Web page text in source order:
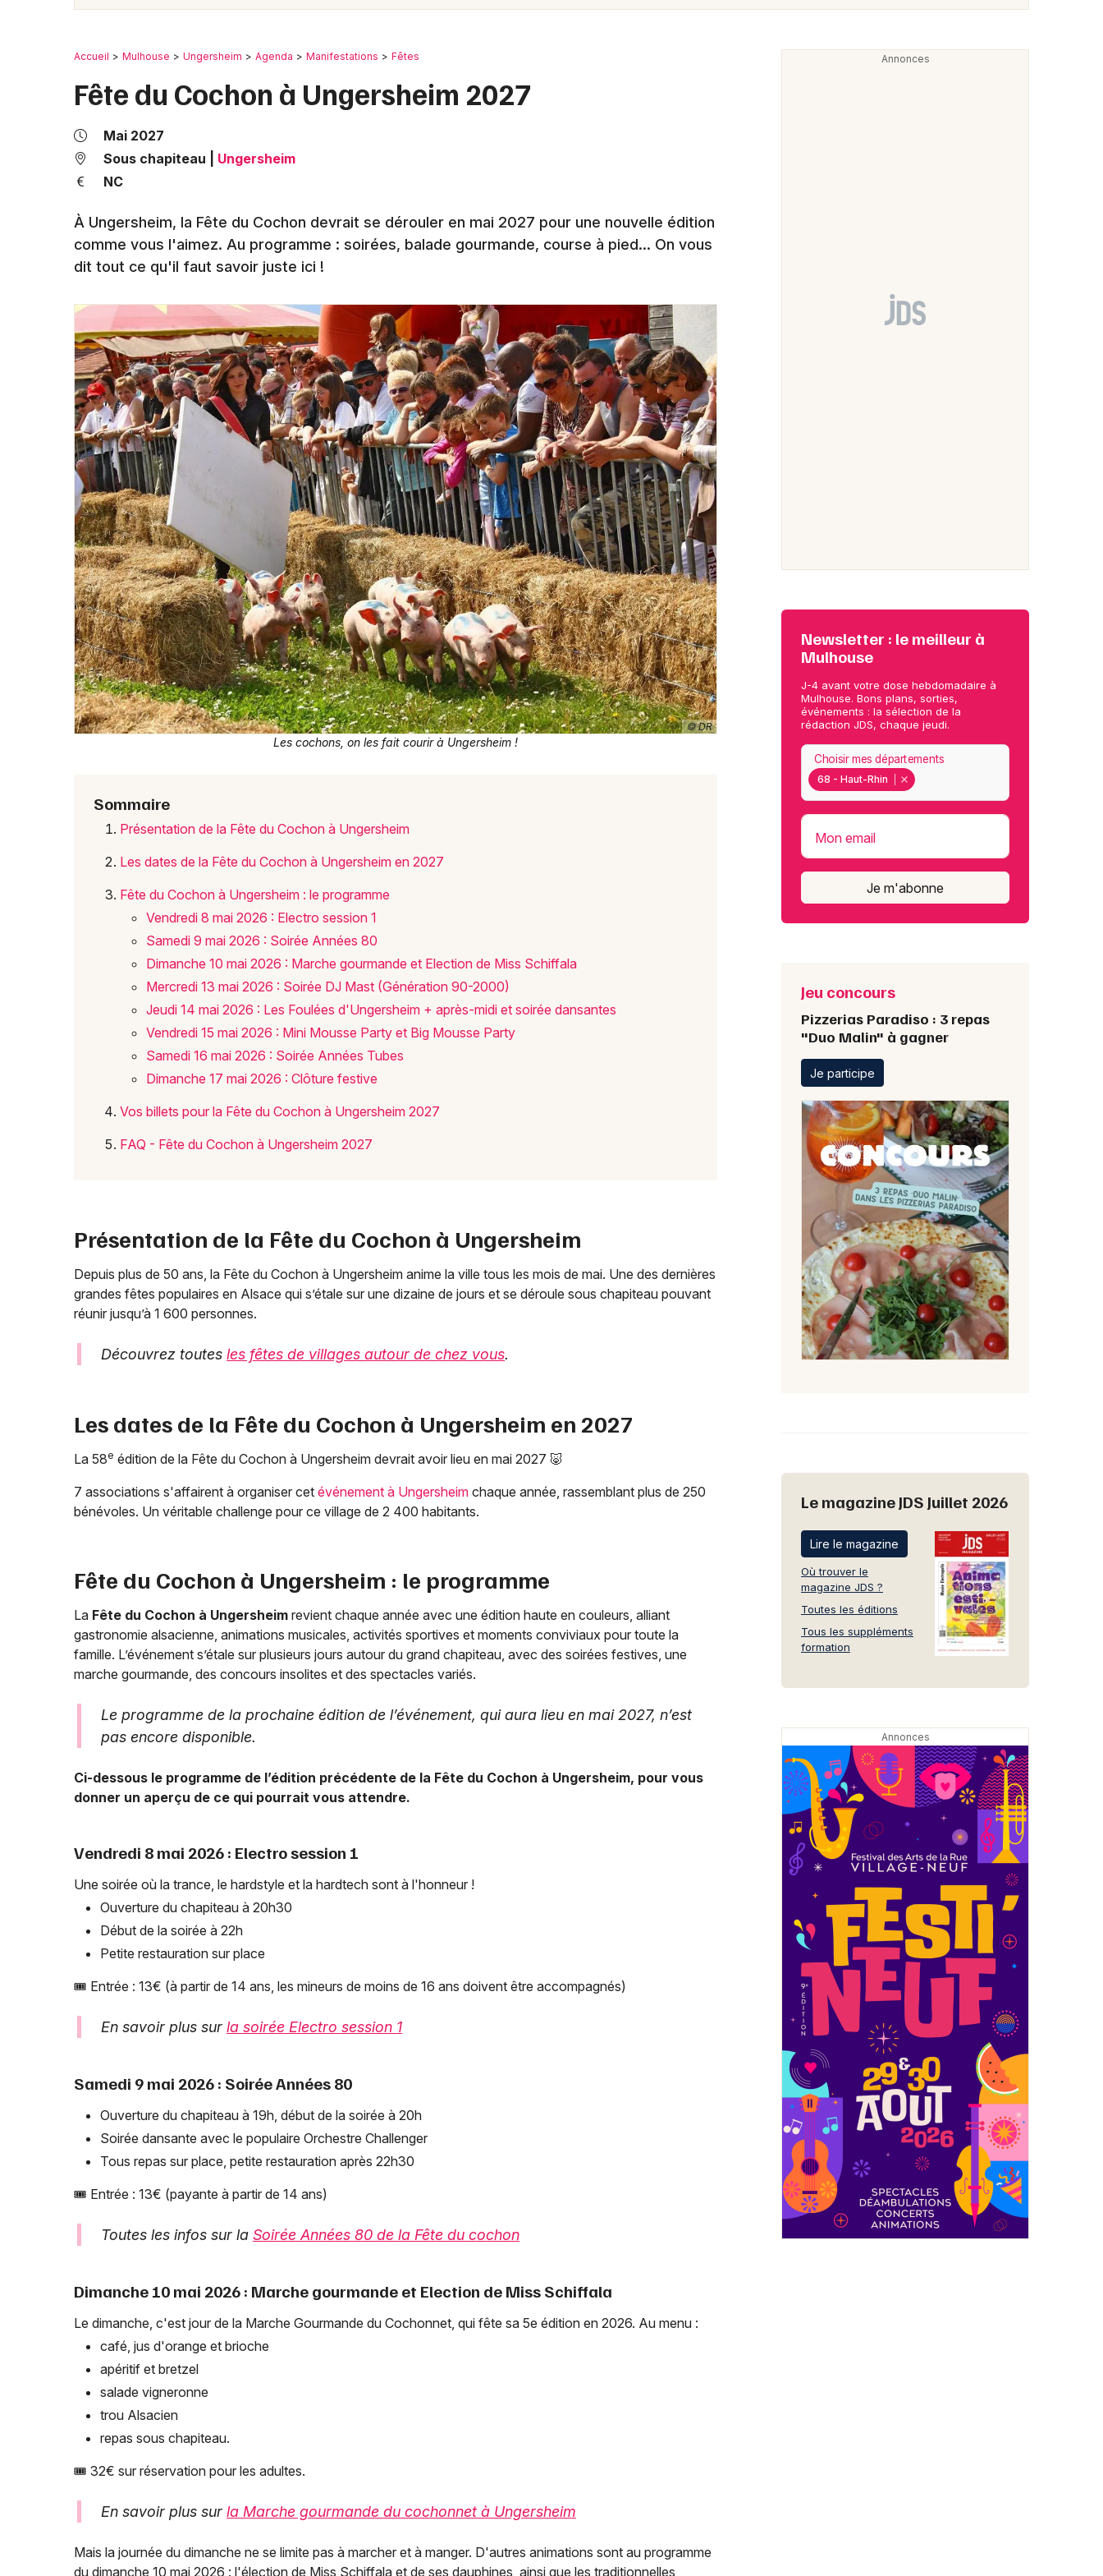
Sports
Sorties & loisirs
Fêtes en Alsace
Fêtes dans le Grand Est
Jeux concours
Newsletter des sorties
Artistes en tournée
Actus à Mulhouse
Magazine à Mulhouse
Actus tourisme & loisirs
Restaurants
Mon email
Je m'abonne
Mulhouse
Nice
Toutes les villes
Accueil Mulhouse Ungersheim Agenda Manifestations Fêtes
Fête du Cochon à Ungersheim 2027
Mai 2027
Sous chapiteau
Ungersheim
NC
À Ungersheim, la Fête du Cochon devrait se dérouler en mai 2027 pour une nouvelle édition
comme vous l'aimez. Au programme : soirées, balade gourmande, course à pied... On vous
dit tout ce qu'il faut savoir juste ici !
© DR
Les cochons, on les fait courir à Ungersheim !
Sommaire
Présentation de la Fête du Cochon à Ungersheim
Les dates de la Fête du Cochon à Ungersheim en 2027
Fête du Cochon à Ungersheim : le programme
Vendredi 8 mai 2026 : Electro session 1
Samedi 9 mai 2026 : Soirée Années 80
Dimanche 10 mai 2026 : Marche gourmande et Election de Miss Schiffala
Mercredi 13 mai 2026 : Soirée DJ Mast (Génération 90-2000)
Jeudi 14 mai 2026 : Les Foulées d'Ungersheim + après-midi et soirée dansantes
Vendredi 15 mai 2026 : Mini Mousse Party et Big Mousse Party
Samedi 16 mai 2026 : Soirée Années Tubes
Dimanche 17 mai 2026 : Clôture festive
Vos billets pour la Fête du Cochon à Ungersheim 2027
FAQ - Fête du Cochon à Ungersheim 2027
Présentation de la Fête du Cochon à Ungersheim
Depuis plus de 50 ans, la Fête du Cochon à Ungersheim anime la ville tous les mois de mai. Une des dernières
grandes fêtes populaires en Alsace qui s’étale sur une dizaine de jours et se déroule sous chapiteau pouvant
réunir jusqu’à 1 600 personnes.
Découvrez toutes les fêtes de villages autour de chez vous.
Les dates de la Fête du Cochon à Ungersheim en 2027
La 58e édition de la Fête du Cochon à Ungersheim devrait avoir lieu en mai 2027 🐷
7 associations s'affairent à organiser cet événement à Ungersheim chaque année, rassemblant plus de 250
bénévoles. Un véritable challenge pour ce village de 2 400 habitants.
Fête du Cochon à Ungersheim : le programme
La Fête du Cochon à Ungersheim revient chaque année avec une édition haute en couleurs, alliant
gastronomie alsacienne, animations musicales, activités sportives et moments conviviaux pour toute la
famille. L’événement s’étale sur plusieurs jours autour du grand chapiteau, avec des soirées festives, une
marche gourmande, des concours insolites et des spectacles variés.
Le programme de la prochaine édition de l’événement, qui aura lieu en mai 2027, n’est
pas encore disponible.
Ci-dessous le programme de l’édition précédente de la Fête du Cochon à Ungersheim, pour vous
donner un aperçu de ce qui pourrait vous attendre.
Vendredi 8 mai 2026 : Electro session 1
Une soirée où la trance, le hardstyle et la hardtech sont à l'honneur !
Ouverture du chapiteau à 20h30
Début de la soirée à 22h
Petite restauration sur place
🎟️ Entrée : 13€ (à partir de 14 ans, les mineurs de moins de 16 ans doivent être accompagnés)
En savoir plus sur la soirée Electro session 1
Samedi 9 mai 2026 : Soirée Années 80
Ouverture du chapiteau à 19h, début de la soirée à 20h
Soirée dansante avec le populaire Orchestre Challenger
Tous repas sur place, petite restauration après 22h30
🎟️ Entrée : 13€ (payante à partir de 14 ans)
Toutes les infos sur la Soirée Années 80 de la Fête du cochon
Dimanche 10 mai 2026 : Marche gourmande et Election de Miss Schiffala
Le dimanche, c'est jour de la Marche Gourmande du Cochonnet, qui fête sa 5e édition en 2026. Au menu :
café, jus d'orange et brioche
apéritif et bretzel
salade vigneronne
trou Alsacien
repas sous chapiteau.
🎟️ 32€ sur réservation pour les adultes.
En savoir plus sur la Marche gourmande du cochonnet à Ungersheim
Mais la journée du dimanche ne se limite pas à marcher et à manger. D'autres animations sont au programme
du dimanche 10 mai 2026 : l'élection de Miss Schiffala et de ses dauphines, ainsi que les traditionnelles
Newsletter : le meilleur à
Mulhouse
J-4 avant votre dose hebdomadaire à
Mulhouse. Bons plans, sorties,
événements : la sélection de la
rédaction JDS, chaque jeudi.
68 - Haut-Rhin
Choisir mes départements
Mon email
Je m'abonne
Jeu concours
Pizzerias Paradiso : 3 repas
"Duo Malin" à gagner
Je participe
Le magazine JDS Juillet 2026
Lire le magazine
Où trouver le
magazine JDS ?
Toutes les éditions
Tous les suppléments
formation